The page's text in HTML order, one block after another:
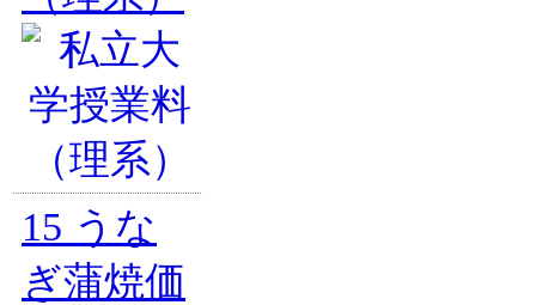
15 うな
ぎ蒲焼価